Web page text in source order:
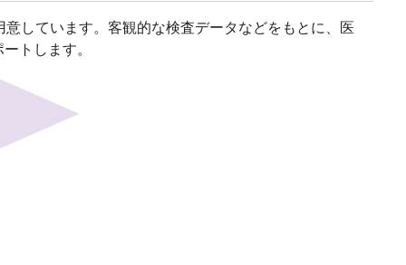
しています。客観的な検査データなどをもとに、医
トします。